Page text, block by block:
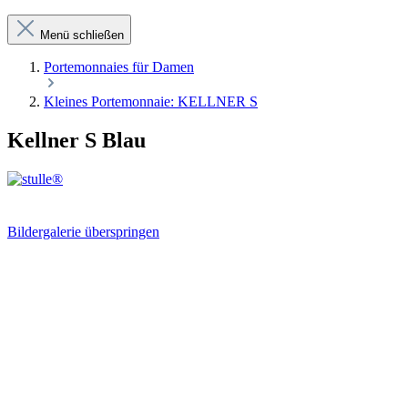
Menü schließen
Portemonnaies für Damen
Kleines Portemonnaie: KELLNER S
Kellner S Blau
Bildergalerie überspringen